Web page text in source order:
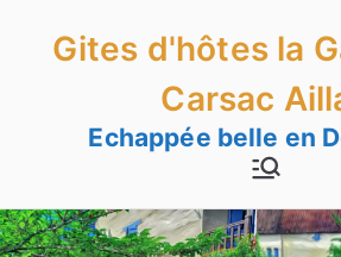
Gites d'hôtes la
Carsac
Echappée belle en